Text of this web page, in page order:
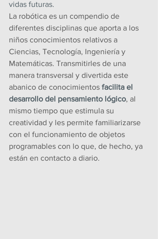
vidas futuras.
La robótica es un compendio de
diferentes disciplinas que aporta a los
niños conocimientos relativos a
Ciencias, Tecnología, Ingeniería y
Matemáticas. Transmitirles de una
manera transversal y divertida este
abanico de conocimientos facilita el
desarrollo del pensamiento lógico, al
mismo tiempo que estimula su
creatividad y les permite familiarizarse
con el funcionamiento de objetos
programables con lo que, de hecho, ya
están en contacto a diario.